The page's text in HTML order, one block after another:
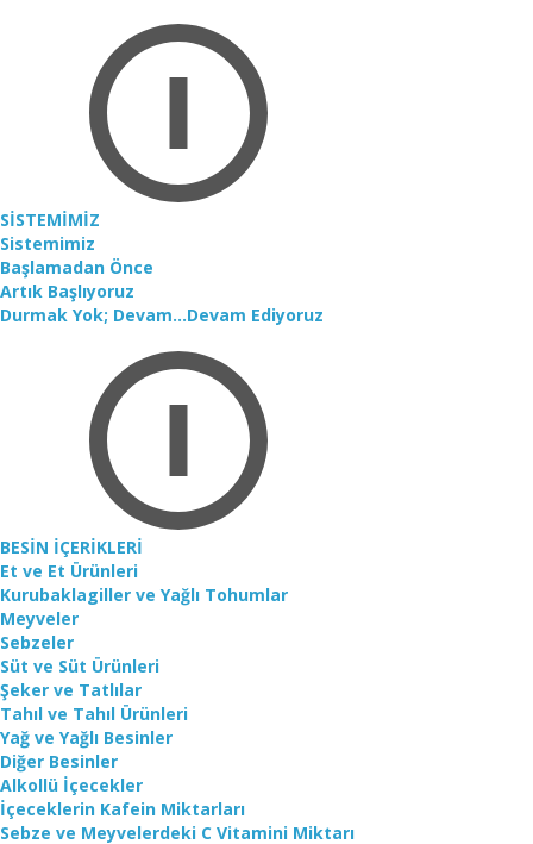
SİSTEMİMİZ
Sistemimiz
Başlamadan Önce
Artık Başlıyoruz
Durmak Yok; Devam...Devam Ediyoruz
BESİN İÇERİKLERİ
Et ve Et Ürünleri
Kurubaklagiller ve Yağlı Tohumlar
Meyveler
Sebzeler
Süt ve Süt Ürünleri
Şeker ve Tatlılar
Tahıl ve Tahıl Ürünleri
Yağ ve Yağlı Besinler
Diğer Besinler
Alkollü İçecekler
İçeceklerin Kafein Miktarları
Sebze ve Meyvelerdeki C Vitamini Miktarı